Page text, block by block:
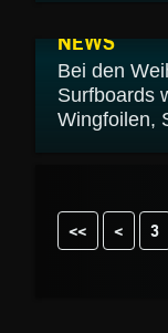
NEWS
Bei den
Surfboards
Wingfoilen,
<< < 3